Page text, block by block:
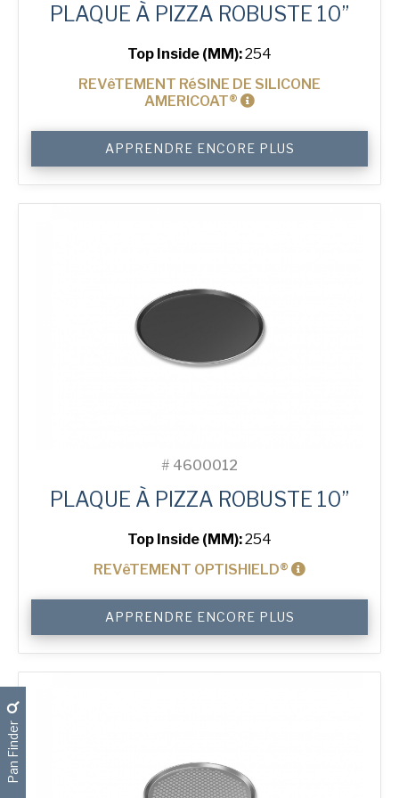
PLAQUE À PIZZA ROBUSTE 10”
Top Inside (MM):254
REVêTEMENT RéSINE DE SILICONE
AMERICOAT®
10"
Solid
Pizza
APPRENDRE ENCORE PLUS
# 4600012
PLAQUE À PIZZA ROBUSTE 10”
Top Inside (MM):254
REVêTEMENT OPTISHIELD®
10"
Solid
Pizza
APPRENDRE ENCORE PLUS
Pan Finder